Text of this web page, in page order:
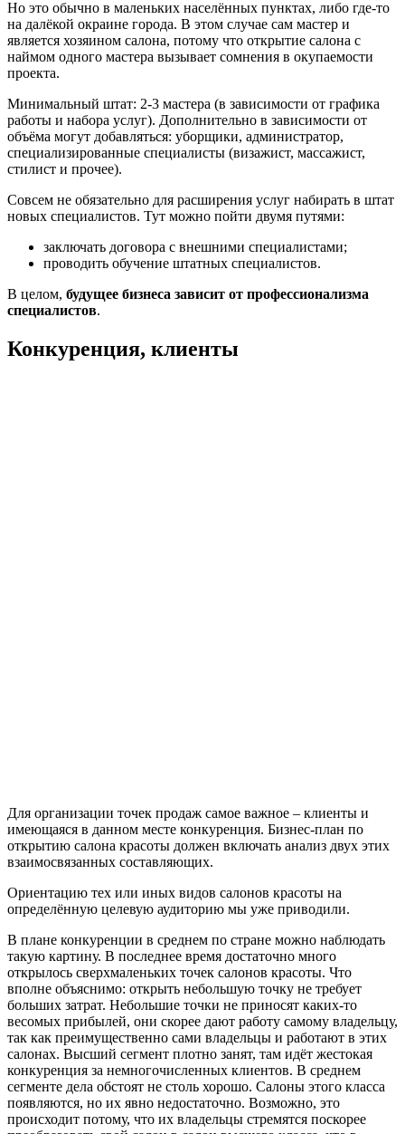
Но это обычно в маленьких населённых пунктах, либо где-то
на далёкой окраине города. В этом случае сам мастер и
является хозяином салона, потому что открытие салона с
наймом одного мастера вызывает сомнения в окупаемости
проекта.
Минимальный штат: 2-3 мастера (в зависимости от графика
работы и набора услуг). Дополнительно в зависимости от
объёма могут добавляться: уборщики, администратор,
специализированные специалисты (визажист, массажист,
стилист и прочее).
Совсем не обязательно для расширения услуг набирать в штат
новых специалистов. Тут можно пойти двумя путями:
заключать договора с внешними специалистами;
проводить обучение штатных специалистов.
В целом, будущее бизнеса зависит от профессионализма
специалистов.
Конкуренция, клиенты
Для организации точек продаж самое важное – клиенты и
имеющаяся в данном месте конкуренция. Бизнес-план по
открытию салона красоты должен включать анализ двух этих
взаимосвязанных составляющих.
Ориентацию тех или иных видов салонов красоты на
определённую целевую аудиторию мы уже приводили.
В плане конкуренции в среднем по стране можно наблюдать
такую картину. В последнее время достаточно много
открылось сверхмаленьких точек салонов красоты. Что
вполне объяснимо: открыть небольшую точку не требует
больших затрат. Небольшие точки не приносят каких-то
весомых прибылей, они скорее дают работу самому владельцу,
так как преимущественно сами владельцы и работают в этих
салонах. Высший сегмент плотно занят, там идёт жестокая
конкуренция за немногочисленных клиентов. В среднем
сегменте дела обстоят не столь хорошо. Салоны этого класса
появляются, но их явно недостаточно. Возможно, это
происходит потому, что их владельцы стремятся поскорее